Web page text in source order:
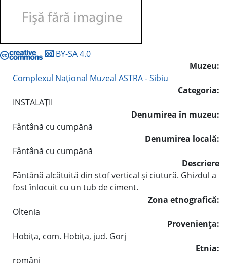
BY-SA 4.0
Muzeu:
Complexul Naţional Muzeal ASTRA - Sibiu
Categoria:
INSTALAŢII
Denumirea în muzeu:
Fântână cu cumpănă
Denumirea locală:
Fântână cu cumpănă
Descriere
Fântână alcătuită din stof vertical şi ciutură. Ghizdul a
fost înlocuit cu un tub de ciment.
Zona etnografică:
Oltenia
Provenienţa:
Hobiţa, com. Hobiţa, jud. Gorj
Etnia:
români